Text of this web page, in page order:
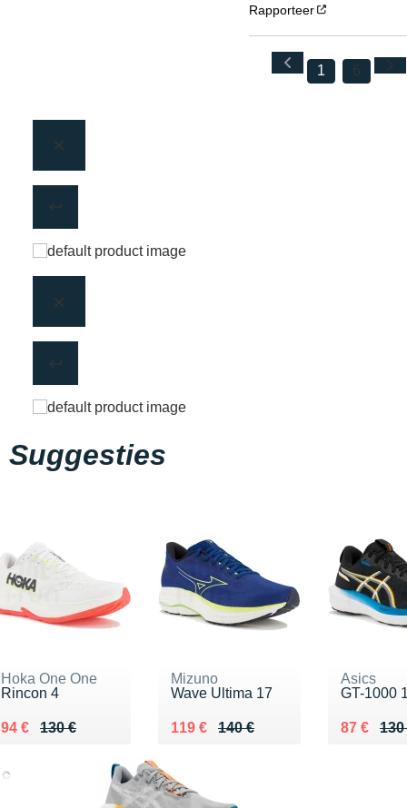
Rapporteer
1 6
Suggesties
Hoka One One
Rincon 4
130 €
Au lieu de 130 €
94 €
Vendu 94 €
Mizuno
Wave Ultima 17
140 €
Au lieu de 140 €
119 €
Vendu 119 €
Asics
GT-1000
130
Au lieu
87 €
Vendu 87